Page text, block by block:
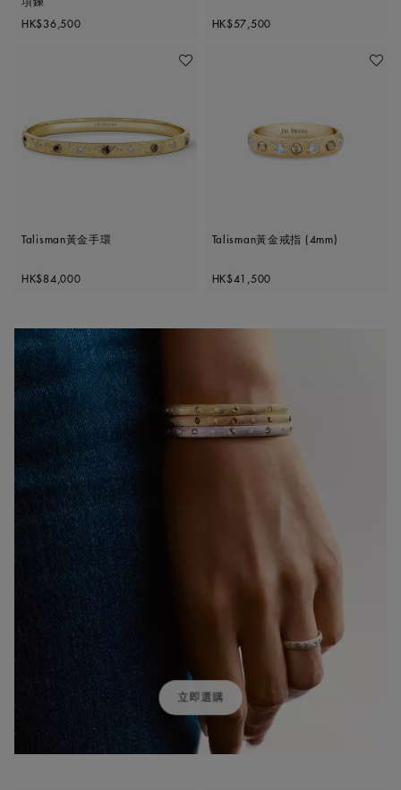
Original price
HK$36,500 Original price
HK$57,500
加入喜愛清單
Talisman黃金手環
Original price
HK$84,000
加入喜
Talisman黃金戒指 (4mm)
Original price
HK$41,500
立即選購